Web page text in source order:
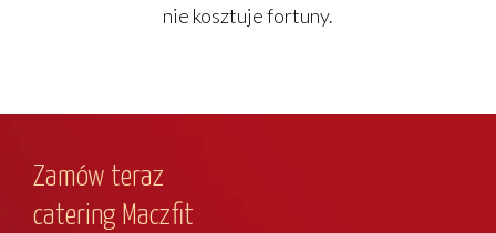
nie kosztuje fortuny.
Zamów teraz
catering Maczfit